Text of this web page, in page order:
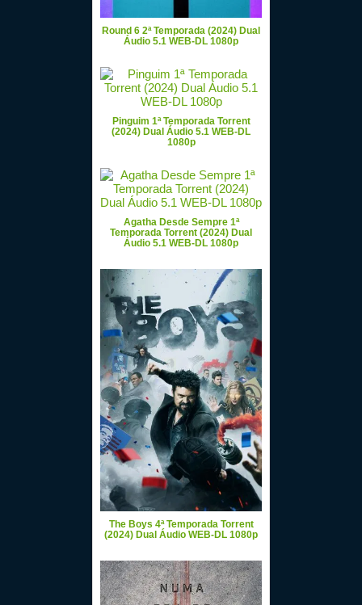
Round 6 2ª Temporada (2024) Dual
Áudio 5.1 WEB-DL 1080p
Pinguim 1ª Temporada Torrent
(2024) Dual Áudio 5.1 WEB-DL
1080p
Agatha Desde Sempre 1ª
Temporada Torrent (2024) Dual
Áudio 5.1 WEB-DL 1080p
The Boys 4ª Temporada Torrent
(2024) Dual Áudio WEB-DL 1080p